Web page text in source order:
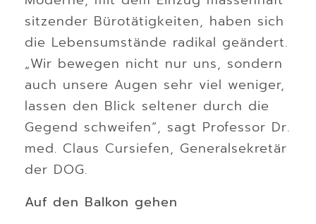
sitzender Bürotätigkeiten, haben sich
die Lebensumstände radikal geändert.
„Wir bewegen nicht nur uns, sondern
auch unsere Augen sehr viel weniger,
lassen den Blick seltener durch die
Gegend schweifen“, sagt Professor Dr.
med. Claus Cursiefen, Generalsekretär
der DOG.
Auf den Balkon gehen